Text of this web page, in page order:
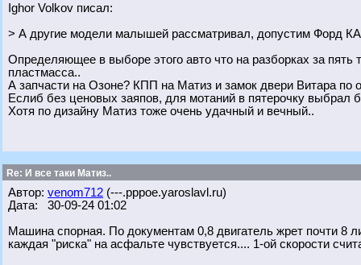
Ighor Volkov писал:
> А другие модели малышей рассматривал, допустим Форд
Определяющее в выборе этого авто что на разборках за
пластмасса..
А запчасти на Озоне? КПП на Матиз и замок двери Витара по
Еслиб без ценовых заяпов, для мотаний в пятерочку выбрал
Хотя по дизайну Матиз тоже очень удачный и вечный..
Re: И все таки Матиз..
Автор: venom712 (---.pppoe.yaroslavl.ru)
Дата: 30-09-24 01:02
Машина спорная. По документам 0,8 двигатель жрет почти 8
каждая "риска" на асфальте чувствуется.... 1-ой скорости